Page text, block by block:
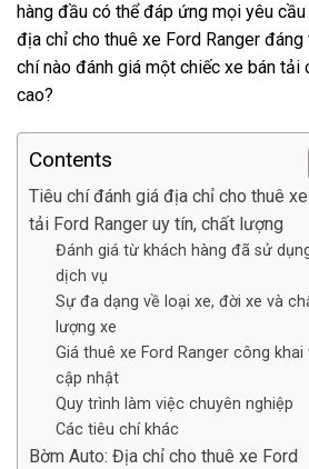
hàng đầu có thể đáp ứng mọi yêu
địa chỉ cho thuê xe Ford Ranger
chí nào đánh giá một chiếc xe bán
cao?
Contents
Tiêu chí đánh giá địa chỉ cho thuê
tải Ford Ranger uy tín, chất lượng
Đánh giá từ khách hàng đã sử
dịch vụ
Sự đa dạng về loại xe, đời xe và
lượng xe
Giá thuê xe Ford Ranger công khai
cập nhật
Quy trình làm việc chuyên nghiệp
Các tiêu chí khác
Bờm Auto: Địa chỉ cho thuê xe Ford